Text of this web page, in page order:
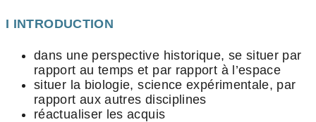
I INTRODUCTION
dans une perspective historique, se situer par
rapport au temps et par rapport à l’espace
situer la biologie, science expérimentale, par
rapport aux autres disciplines
réactualiser les acquis